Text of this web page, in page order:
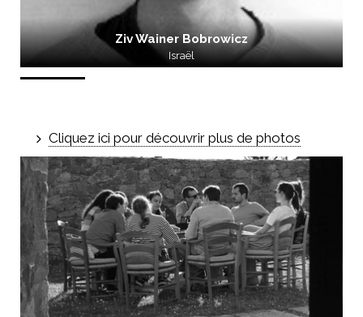
Ziv Wainer Bobrowicz
Israël
Cliquez ici pour découvrir plus de photos